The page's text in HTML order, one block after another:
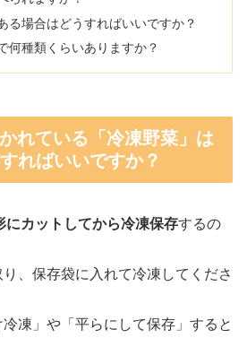
る場合はどうすればいいですか？
何種類くらいありますか？
れている「冷凍野菜」は
ればいいですか？
にカットしてから冷凍保存するの
、保存袋に入れて冷凍してくださ
凍」や「平らにして保存」すると